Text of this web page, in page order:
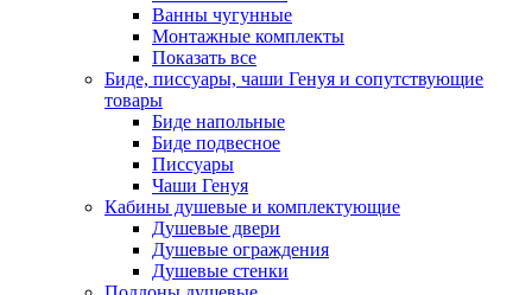
Ванны чугунные
Монтажные комплекты
Показать все
Биде, писсуары, чаши Генуя и сопутствующие
товары
Биде напольные
Биде подвесное
Писсуары
Чаши Генуя
Кабины душевые и комплектующие
Душевые двери
Душевые ограждения
Душевые стенки